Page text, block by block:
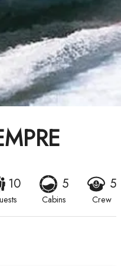
10 5
Cabins
5
Crew